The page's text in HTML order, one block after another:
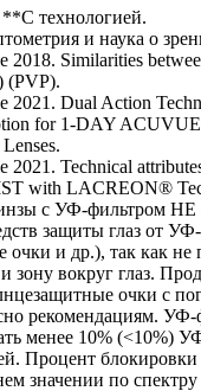
технологией.
и наука о
2018. Similarities
(PVP).
2021. Dual Action
for 1-DAY
2021. Technical
with LACREON®
с УФ-фильтром НЕ
защиты глаз от
очки и др.), так как не
зону вокруг глаз.
очки с
рекомендациям. УФ-
менее 10% (<10%)
Процент
значении по